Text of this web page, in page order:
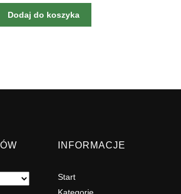
Dodaj do koszyka
INFORMACJE
Start